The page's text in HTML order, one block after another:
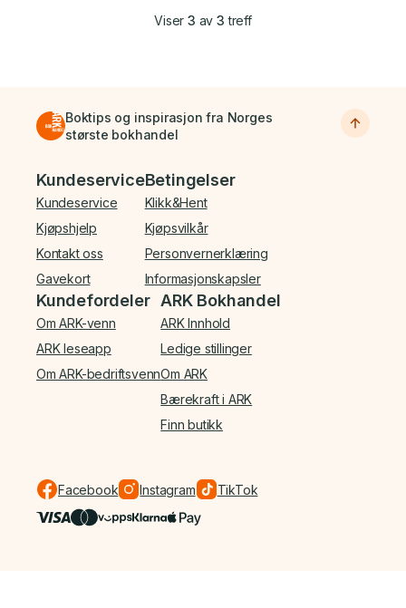
Viser3 av 3 treff
Boktips og inspirasjon fra Norges
største bokhandel
Bunnmeny
Kundeservice
Kundeservice
Kjøpshjelp
Kontakt oss
Gavekort
Betingelser
Klikk&Hent
Kjøpsvilkår
Personvernerklæring
Informasjonskapsler
Kundefordeler
Om ARK-venn
ARK leseapp
Om ARK-bedriftsvenn
ARK Bokhandel
ARK Innhold
Ledige stillinger
Om ARK
Bærekraft i ARK
Finn butikk
Facebook Instagram TikTok